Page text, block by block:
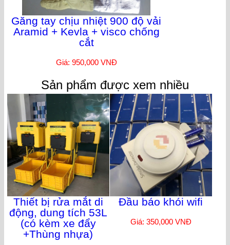
Găng tay chịu nhiệt 900 độ vải
Aramid + Kevla + visco chống
cắt
Giá: 950,000 VNĐ
Sản phẩm được xem nhiều
Thiết bị rửa mắt di
động, dung tích 53L
(có kèm xe đẩy
+Thùng nhựa)
Đầu báo khói wifi
Giá: 350,000 VNĐ